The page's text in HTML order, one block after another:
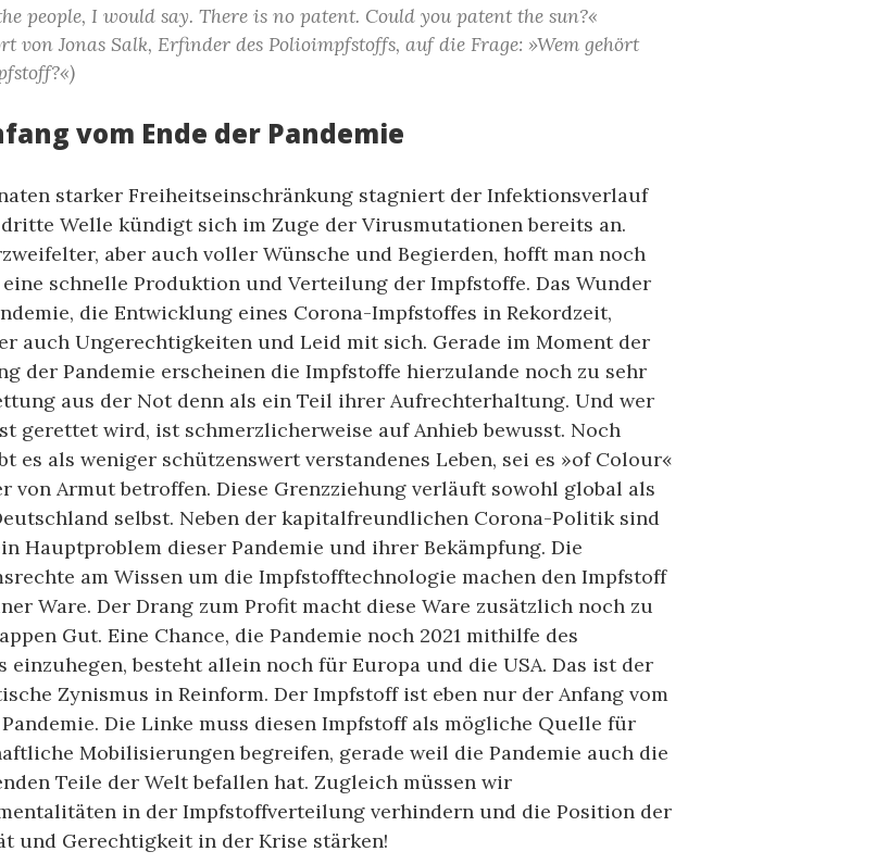
people, I would say. There is no patent. Could you patent the sun?«
von Jonas Salk, Erfinder des Polioimpfstoffs, auf die Frage: »Wem gehört
vom Ende der Pandemie
starker Freiheitseinschränkung stagniert der Infektionsverlauf
Welle kündigt sich im Zuge der Virusmutationen bereits an.
aber auch voller Wünsche und Begierden, hofft man noch
schnelle Produktion und Verteilung der Impfstoffe. Das Wunder
die Entwicklung eines Corona-Impfstoffes in Rekordzeit,
auch Ungerechtigkeiten und Leid mit sich. Gerade im Moment der
der Pandemie erscheinen die Impfstoffe hierzulande noch zu sehr
aus der Not denn als ein Teil ihrer Aufrechterhaltung. Und wer
gerettet wird, ist schmerzlicherweise auf Anhieb bewusst. Noch
es als weniger schützenswert verstandenes Leben, sei es »of Colour«
von Armut betroffen. Diese Grenzziehung verläuft sowohl global als
selbst. Neben der kapitalfreundlichen Corona-Politik sind
Hauptproblem dieser Pandemie und ihrer Bekämpfung. Die
am Wissen um die Impfstofftechnologie machen den Impfstoff
Ware. Der Drang zum Profit macht diese Ware zusätzlich noch zu
Gut. Eine Chance, die Pandemie noch 2021 mithilfe des
einzuhegen, besteht allein noch für Europa und die USA. Das ist der
Zynismus in Reinform. Der Impfstoff ist eben nur der Anfang vom
Die Linke muss diesen Impfstoff als mögliche Quelle für
Mobilisierungen begreifen, gerade weil die Pandemie auch die
Teile der Welt befallen hat. Zugleich müssen wir
in der Impfstoffverteilung verhindern und die Position der
und Gerechtigkeit in der Krise stärken!